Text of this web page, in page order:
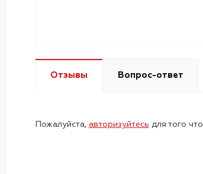
Отзывы Вопрос-ответ
Пожалуйста, авторизуйтесь для того